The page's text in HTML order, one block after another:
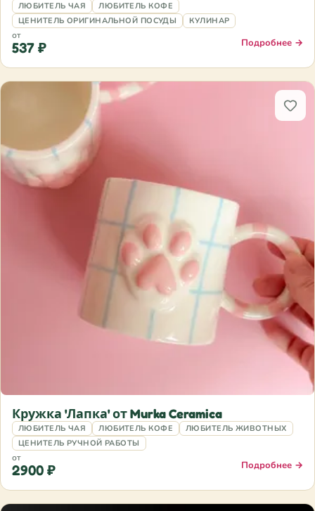
ЛЮБИТЕЛЬ ЧАЯ
ЛЮБИТЕЛЬ КОФЕ
ЦЕНИТЕЛЬ ОРИГИНАЛЬНОЙ ПОСУДЫ
КУЛИНАР
от
537 ₽ Подробнее →
Кружка 'Лапка' от Murka Ceramica
ЛЮБИТЕЛЬ ЧАЯ ЛЮБИТЕЛЬ КОФЕ
ЛЮБИТЕЛЬ ЖИВОТНЫХ
ЦЕНИТЕЛЬ РУЧНОЙ РАБОТЫ
от
2900 ₽ Подробнее →